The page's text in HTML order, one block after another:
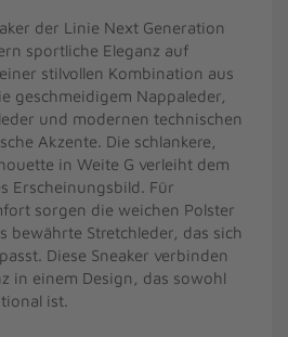
der Linie Next Generation
sportliche Eleganz auf
stilvollen Kombination aus
geschmeidigem Nappaleder,
und modernen technischen
Akzente. Die schlankere,
in Weite G verleiht dem
Erscheinungsbild. Für
sorgen die weichen Polster
bewährte Stretchleder, das sich
Diese Sneaker verbinden
in einem Design, das sowohl
ist.